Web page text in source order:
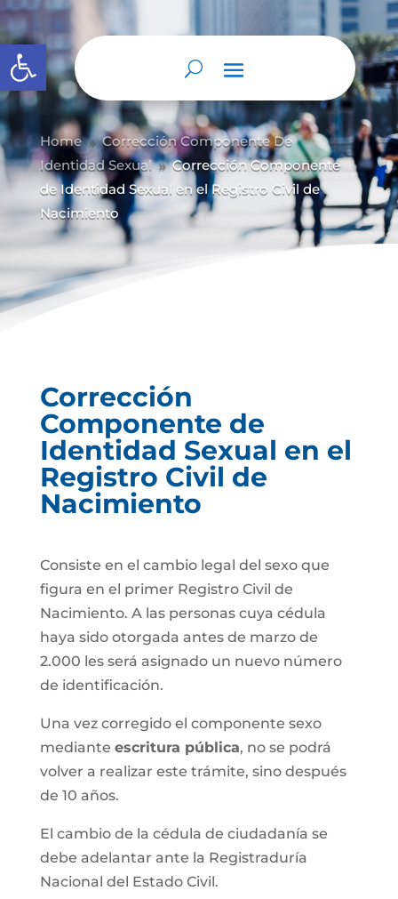
Abrir barra de herramientas
Home 9 Corrección Componente De
Identidad Sexual 9 Corrección Componente
de Identidad Sexual en el Registro Civil de
Nacimiento
Corrección
Componente de
Identidad Sexual en el
Registro Civil de
Nacimiento
Consiste en el cambio legal del sexo que
figura en el primer Registro Civil de
Nacimiento. A las personas cuya cédula
haya sido otorgada antes de marzo de
2.000 les será asignado un nuevo número
de identificación.
Una vez corregido el componente sexo
mediante escritura pública, no se podrá
volver a realizar este trámite, sino después
de 10 años.
El cambio de la cédula de ciudadanía se
debe adelantar ante la Registraduría
Nacional del Estado Civil.